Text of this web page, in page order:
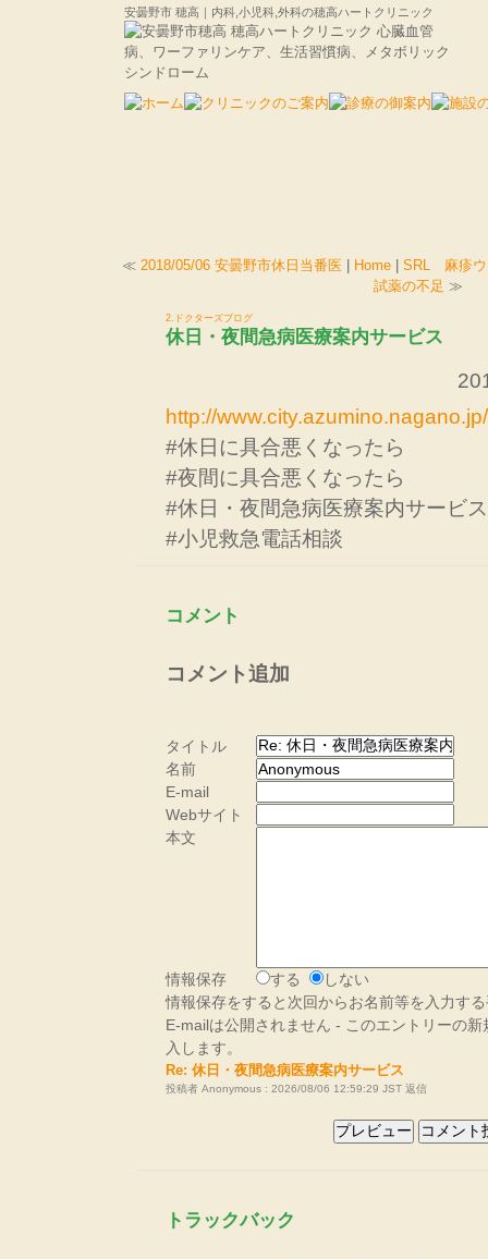
安曇野市 穂高｜内科,小児科,外科の穂高ハートクリニック
≪ 2018/05/06 安曇野市休日当番医 Home
SRL 麻疹ウ
試薬の不足 ≫
2.ドクターズブログ
休日・夜間急病医療案内サービス
http://
#休日に具合悪くなったら
#夜間に具合悪くなったら
#休日・夜間急病医療案内サービス
#小児救急電話相談
コメント
コメント追加
タイトル
名前
E-mail
Webサイト
本文
情報保存 する
しない
情報保存をすると次回からお名前等を入力す
E-mailは公開されません - このエントリーの
入します。
Re: 休日・夜間急病医療案内サービス
投稿者 Anonymous : 2026/08/06 12:59:29 JST 返信
トラックバック